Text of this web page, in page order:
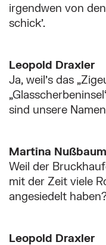
irgendwen von
schick’.
Leopold Draxler
Ja, weil’s das
sind unsere
Martina
Weil der
mit der Zeit viele
angesiedelt
Leopold Draxler